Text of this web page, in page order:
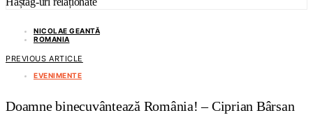
NICOLAE GEANTĂ
ROMANIA
PREVIOUS ARTICLE
EVENIMENTE
Doamne binecuvântează România! – Ciprian Bârsan